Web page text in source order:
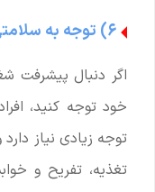
۶) توجه به سلامتی
اگر دنبال پیشرفت
خود توجه کنید،
توجه زیادی نیاز
تغذیه، تفریح و